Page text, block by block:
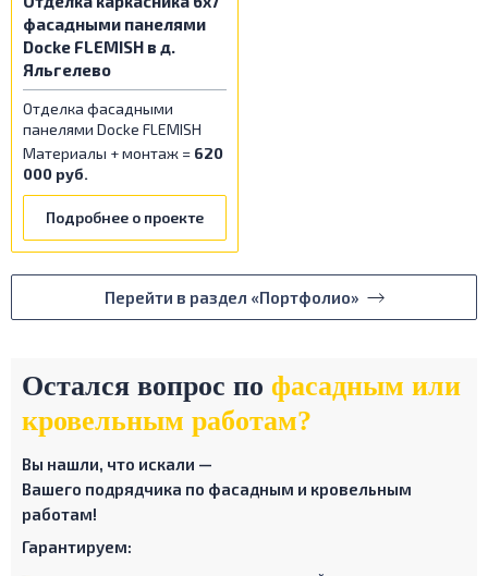
фасадными панелями
Docke FLEMISH в д.
Яльгелево
Отделка фасадными
панелями Docke FLEMISH
Материалы + монтаж = 620
000 руб.
Подробнее о проекте
Перейти в раздел «Портфолио»
Остался вопрос по фасадным или
кровельным работам?
Вы нашли, что искали —
Вашего подрядчика по фасадным и кровельным
работам!
Гарантируем: